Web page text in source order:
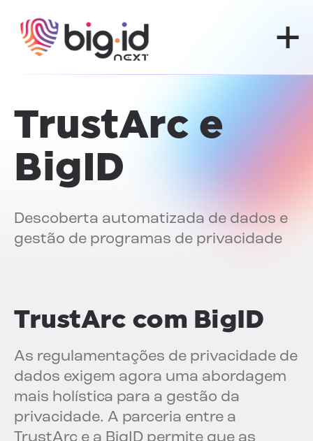
TrustArc e
BigID
Descoberta automatizada de dados e
gestão de programas de privacidade
TrustArc com BigID
As regulamentações de privacidade de
dados exigem agora uma abordagem
mais holística para a gestão da
privacidade. A parceria entre a